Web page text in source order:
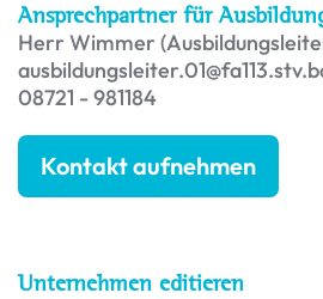
Ansprechpartner für
Herr Wimmer
08721 - 981184
Kontakt aufnehmen
Unternehmen editieren